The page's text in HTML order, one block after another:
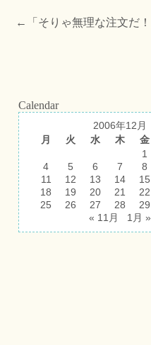
←「 そりゃ無理な注文だ！
Calendar
2006年12月
月
火 水 木 金
1
4
5 6 7 8
11
12 13 14 15
18
19 20 21 22
25
26 27 28 29
« 11月
1月 »